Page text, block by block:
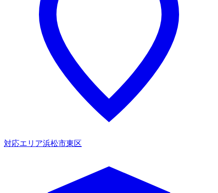
対応エリア浜松市東区